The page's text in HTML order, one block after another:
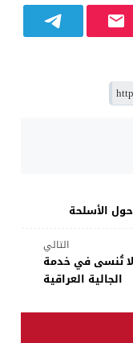
الأسلحة
التالي
تُنسى في خدمة
الجالية العراقية